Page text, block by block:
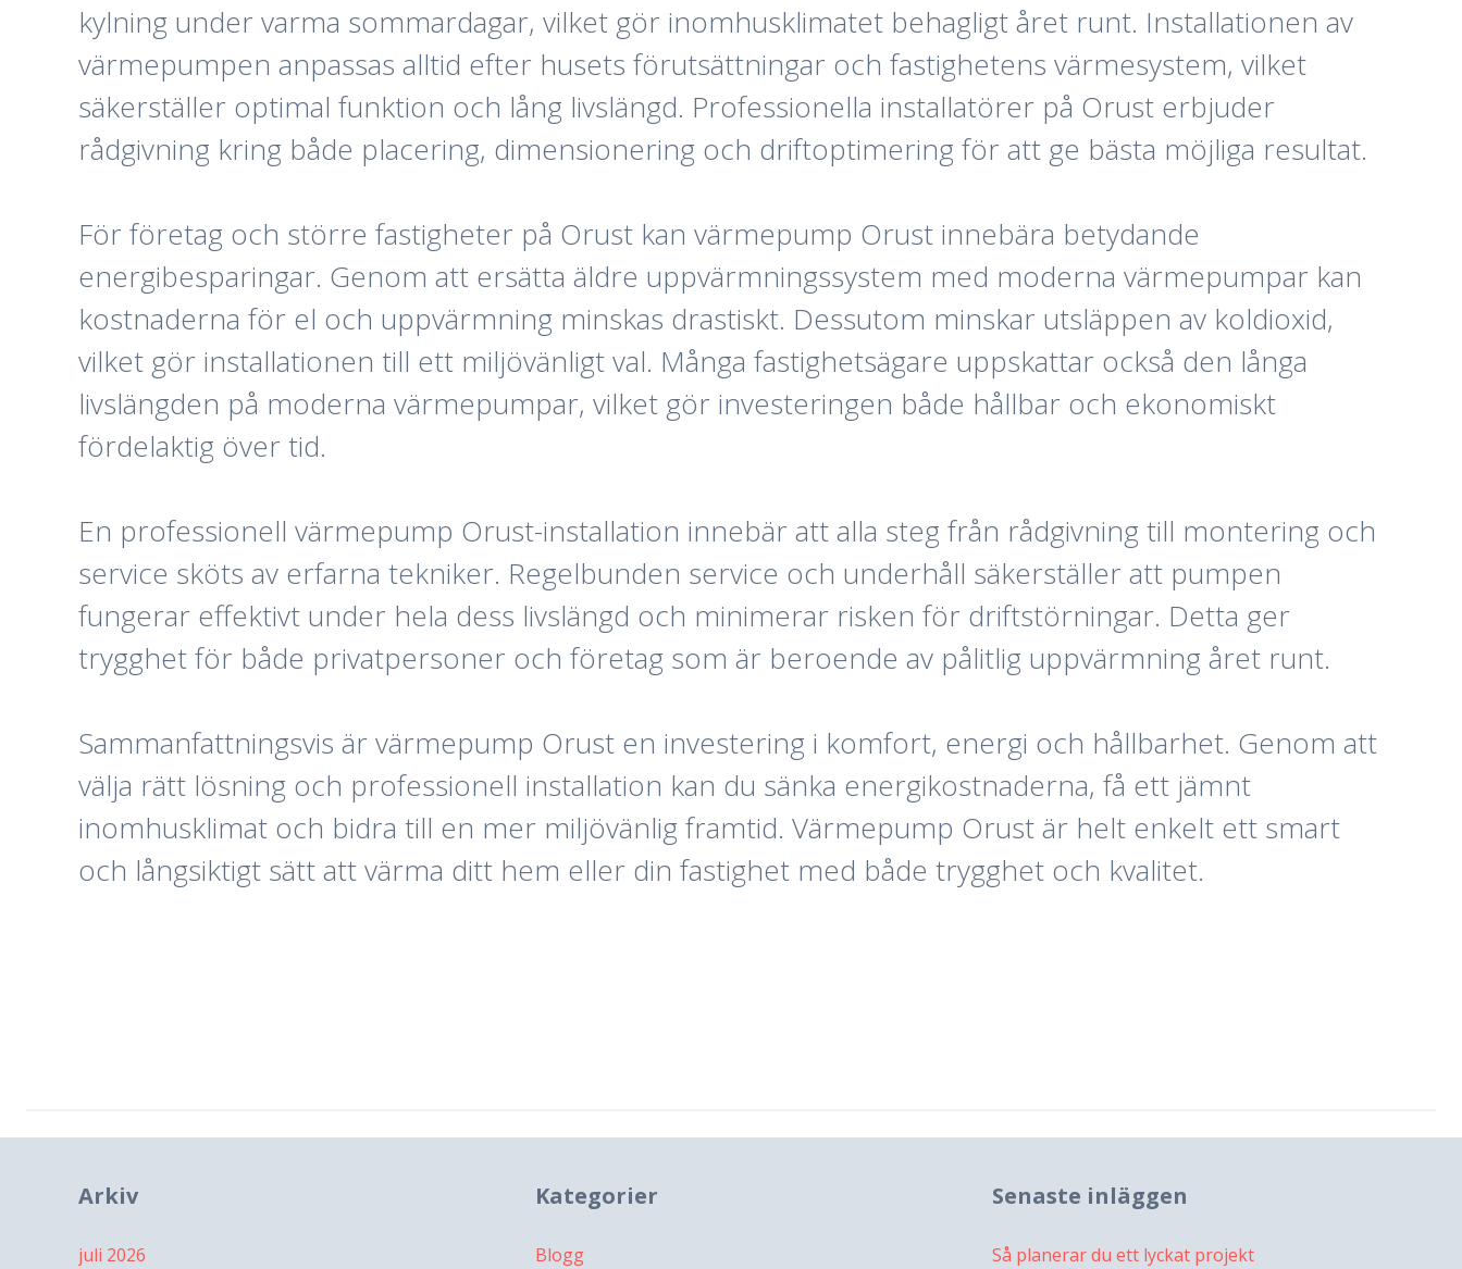
kylning under varma sommardagar, vilket gör inomhusklimatet behagligt året runt. Installationen av
värmepumpen anpassas alltid efter husets förutsättningar och fastighetens värmesystem, vilket
säkerställer optimal funktion och lång livslängd. Professionella installatörer på Orust erbjuder
rådgivning kring både placering, dimensionering och driftoptimering för att ge bästa möjliga resultat.
För företag och större fastigheter på Orust kan värmepump Orust innebära betydande
energibesparingar. Genom att ersätta äldre uppvärmningssystem med moderna värmepumpar kan
kostnaderna för el och uppvärmning minskas drastiskt. Dessutom minskar utsläppen av koldioxid,
vilket gör installationen till ett miljövänligt val. Många fastighetsägare uppskattar också den långa
livslängden på moderna värmepumpar, vilket gör investeringen både hållbar och ekonomiskt
fördelaktig över tid.
En professionell värmepump Orust-installation innebär att alla steg från rådgivning till montering och
service sköts av erfarna tekniker. Regelbunden service och underhåll säkerställer att pumpen
fungerar effektivt under hela dess livslängd och minimerar risken för driftstörningar. Detta ger
trygghet för både privatpersoner och företag som är beroende av pålitlig uppvärmning året runt.
Sammanfattningsvis är värmepump Orust en investering i komfort, energi och hållbarhet. Genom att
välja rätt lösning och professionell installation kan du sänka energikostnaderna, få ett jämnt
inomhusklimat och bidra till en mer miljövänlig framtid. Värmepump Orust är helt enkelt ett smart
och långsiktigt sätt att värma ditt hem eller din fastighet med både trygghet och kvalitet.
Arkiv
juli 2026
Kategorier
Blogg
Senaste inläggen
Så planerar du ett lyckat projekt